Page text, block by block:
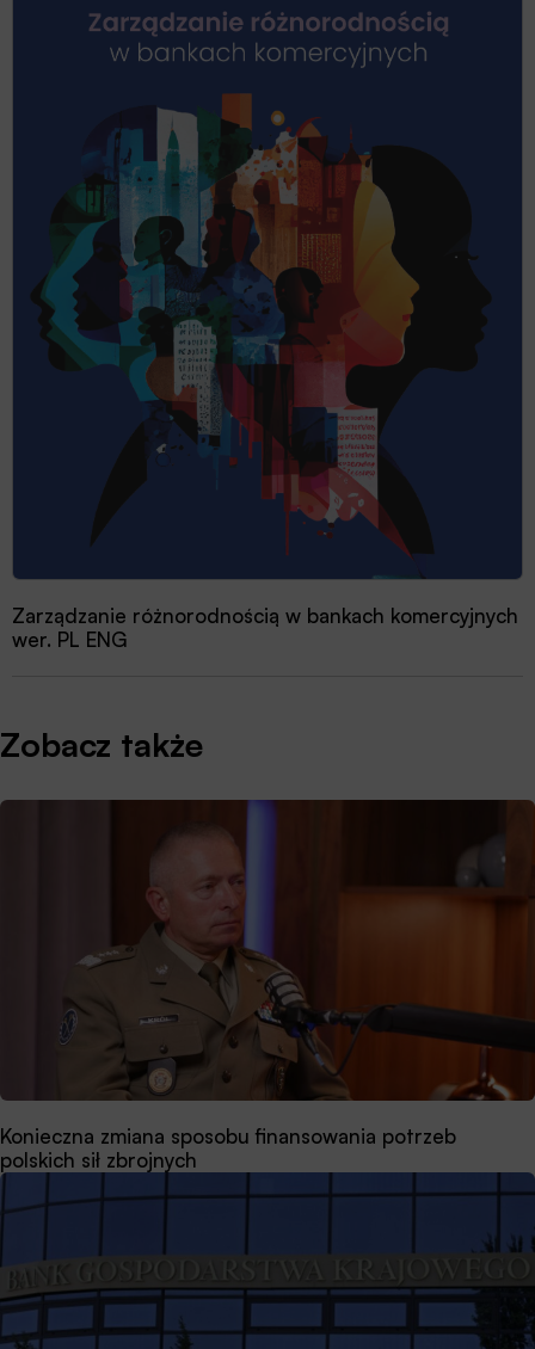
Zarządzanie różnorodnością w bankach komercyjnych
wer. PL ENG
Zobacz także
Konieczna zmiana sposobu finansowania potrzeb
polskich sił zbrojnych